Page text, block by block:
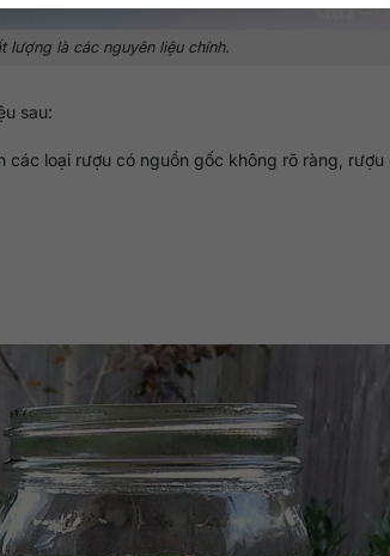
lượng là các nguyên liệu chính.
sau:
loại rượu có nguồn gốc không rõ ràng, rượu